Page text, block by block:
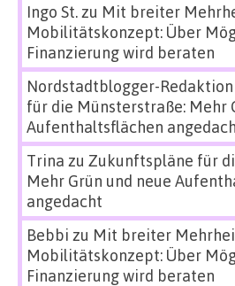
Ingo St.zu Mit breiter
Mobilitätskonzept: Über
Finanzierung wird beraten
Nordstadtblogger-Redaktion
für die Münsterstraße: Mehr
Aufenthaltsflächen
Trina zu Zukunftspläne für
Mehr Grün und neue
angedacht
Bebbi zu Mit breiter
Mobilitätskonzept: Über
Finanzierung wird beraten